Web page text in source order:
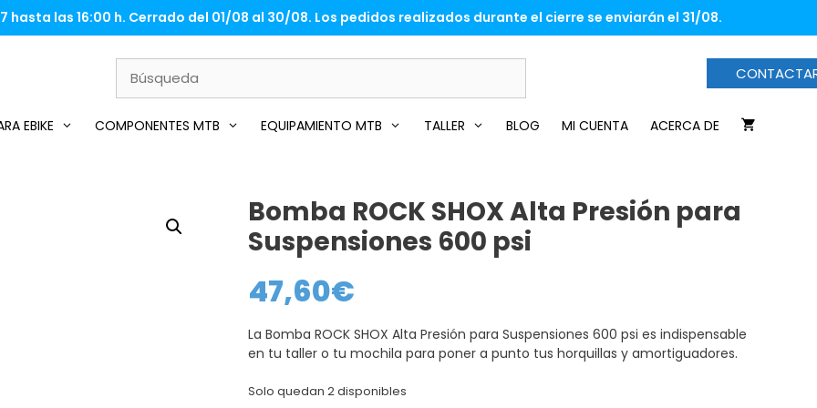
las 16:00 h. Cerrado del 01/08 al 30/08. Los pedidos realizados durante el cierre se enviarán el 31/08.
EBIKE COMPONENTES MTB EQUIPAMIENTO MTB TALLER BLOG MI CUENTA ACERCA DE
Bomba ROCK SHOX Alta Presión para
Suspensiones 600 psi
47,60€
La Bomba ROCK SHOX Alta Presión para Suspensiones 600 psi es indispensable
en tu taller o tu mochila para poner a punto tus horquillas y amortiguadores.
Solo quedan 2 disponibles
Alta
Presión
para
600
cantidad